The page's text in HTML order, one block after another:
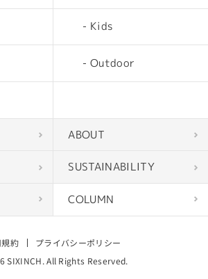
Kids
Outdoor
ABOUT
SUSTAINABILITY
COLUMN
約
プライバシーポリシー
SIXINCH. All Rights Reserved.